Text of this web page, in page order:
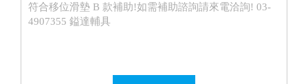
符合移位滑墊 B 款補助!如需補助諮詢請來電洽詢! 03-
4907355 鎰達輔具